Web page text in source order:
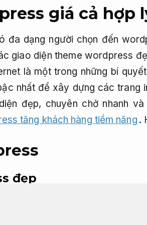
giá cả hợp
đa dạng người chọn đến
giao diện theme wordpress
là một trong những bí
nhất để xây dựng các trang
đẹp, chuyên chở nhanh
tăng khách hàng tiềm năng .
đẹp